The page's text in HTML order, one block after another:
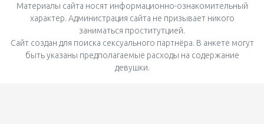
Материалы сайта носят информационно-ознакомительный
характер. Администрация сайта не призывает никого
заниматься проститутцией.
Сайт создан для поиска сексуального партнёра. В анкете могут
быть указаны предполагаемые расходы на содержание
девушки.